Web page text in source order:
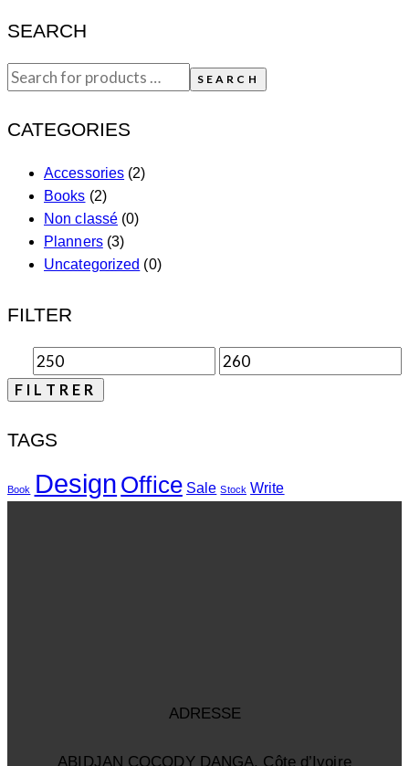
SEARCH
SEARCH
CATEGORIES
Accessories (2)
Books (2)
Non classé (0)
Planners (3)
Uncategorized (0)
FILTER
FILTRER
TAGS
Book Design Office Sale Stock Write
ADRESSE
ABIDJAN COCODY DANGA, Côte d’Ivoire